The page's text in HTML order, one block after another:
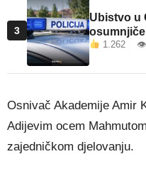
3
Ubistvo u
1.262 👁
Osnivač Akademije Amir
Adijevim ocem
zajedničkom djelovanju.